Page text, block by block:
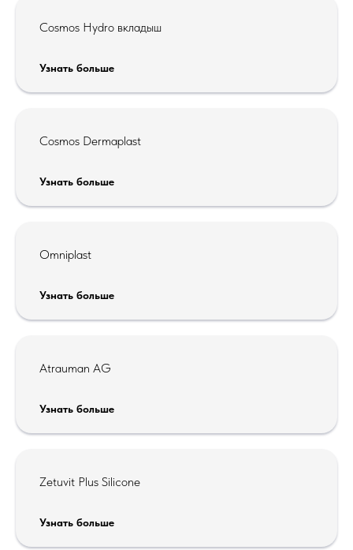
Cosmos Hydro вкладыш
Узнать больше
Cosmos Dermaplast
Узнать больше
Omniplast
Узнать больше
Atrauman AG
Узнать больше
Zetuvit Plus Silicone
Узнать больше